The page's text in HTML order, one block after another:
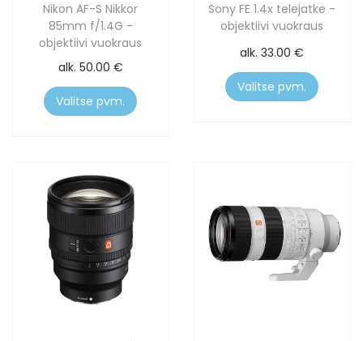
Nikon AF-S Nikkor
85mm f/1.4G -
objektiivi vuokraus
alk. 50.00 €
Valitse pvm.
Sony FE 1.4x telejatke -
objektiivi vuokraus
alk.33.00€
Valitse pvm.